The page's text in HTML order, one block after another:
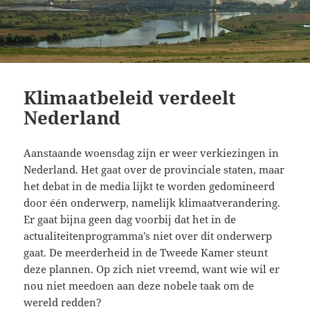
Klimaatbeleid verdeelt
Nederland
Aanstaande woensdag zijn er weer verkiezingen in
Nederland. Het gaat over de provinciale staten, maar
het debat in de media lijkt te worden gedomineerd
door één onderwerp, namelijk klimaatverandering.
Er gaat bijna geen dag voorbij dat het in de
actualiteitenprogramma’s niet over dit onderwerp
gaat. De meerderheid in de Tweede Kamer steunt
deze plannen. Op zich niet vreemd, want wie wil er
nou niet meedoen aan deze nobele taak om de
wereld redden?